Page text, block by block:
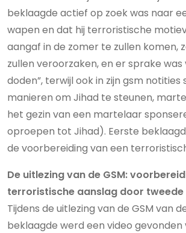
beklaagde actief op zoek was naar
wapen en dat hij terroristische
aangaf in de zomer te zullen komen,
zullen veroorzaken, en er sprake was
doden”, terwijl ook in zijn gsm
manieren om Jihad te steunen,
het gezin van een martelaar
oproepen tot Jihad). Eerste
de voorbereiding van een
De uitlezing van de GSM:
terroristische aanslag door
Tijdens de uitlezing van de GSM van
beklaagde werd een video gevonden